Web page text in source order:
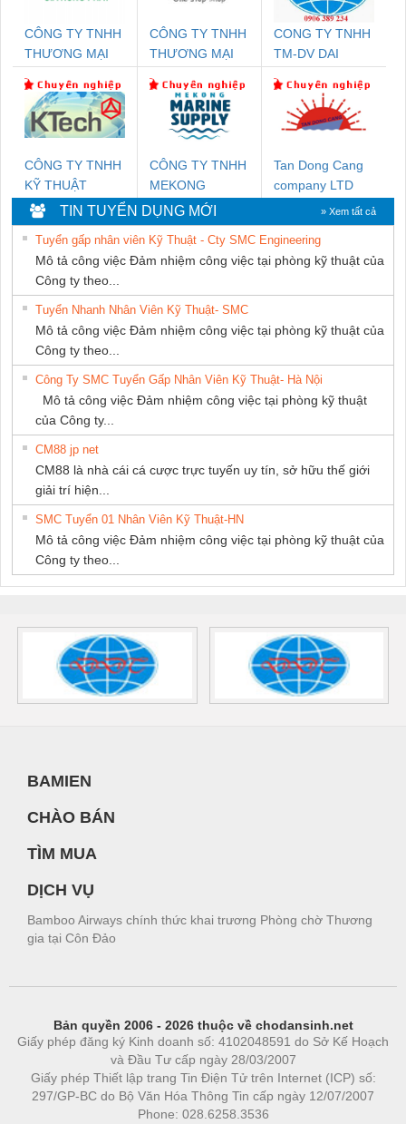
CÔNG TY TNHH
THƯƠNG MẠI
THUẬT ĐIỆN CƠ
GIA HƯNG PHÁT
CÔNG TY TNHH
THƯƠNG MẠI
NAM
CONG TY TNHH
TM-DV DAI
CÔNG TY TNHH
KỸ THUẬT
KTECH VIỆT
NAM
CÔNG TY TNHH
MEKONG
MARINE
SUPPLY
Tan Dong Cang
company LTD
TIN TUYỂN DỤNG MỚI » Xem tất cả
Tuyển gấp nhân viên Kỹ Thuật - Cty SMC Engineering
Mô tả công việc Đảm nhiệm công việc tại phòng kỹ thuật của
Công ty theo...
Tuyển Nhanh Nhân Viên Kỹ Thuật- SMC
Mô tả công việc Đảm nhiệm công việc tại phòng kỹ thuật của
Công ty theo...
Công Ty SMC Tuyển Gấp Nhân Viên Kỹ Thuật- Hà Nội
Mô tả công việc Đảm nhiệm công việc tại phòng kỹ thuật
của Công ty...
CM88 jp net
CM88 là nhà cái cá cược trực tuyến uy tín, sở hữu thế giới
giải trí hiện...
SMC Tuyển 01 Nhân Viên Kỹ Thuật-HN
Mô tả công việc Đảm nhiệm công việc tại phòng kỹ thuật của
Công ty theo...
BAMIEN
CHÀO BÁN
TÌM MUA
DỊCH VỤ
Bamboo Airways chính thức khai trương Phòng chờ Thương
gia tại Côn Đảo
Bản quyền 2006 - 2026 thuộc về chodansinh.net
Giấy phép đăng ký Kinh doanh số: 4102048591 do Sở Kế Hoạch
và Đầu Tư cấp ngày 28/03/2007
Giấy phép Thiết lập trang Tin Điện Tử trên Internet (ICP) số:
297/GP-BC do Bộ Văn Hóa Thông Tin cấp ngày 12/07/2007
Phone: 028.6258.3536